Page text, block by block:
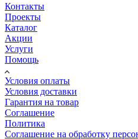
Контакты
Проекты
Каталог
Акции
Услуги
Помощь
Условия оплаты
Условия доставки
Гарантия на товар
Соглашение
Политика
Соглашение на обработку